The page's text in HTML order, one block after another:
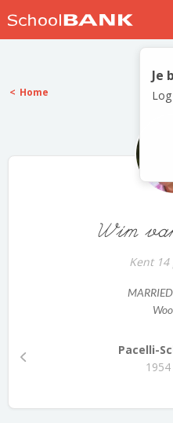
Meld je
Je
Home
Wim
Kent
MARRIED
Pacelli-
1954